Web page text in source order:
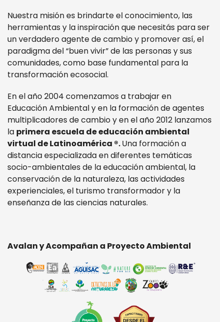
Nuestra misión es brindarte el conocimiento, las
herramientas y la inspiración que necesitás para ser
un verdadero agente de cambio y promover así, el
paradigma del “buen vivir” de las personas y sus
comunidades, como base fundamental para la
transformación ecosocial.
En el año 2004 comenzamos a trabajar en
Educación Ambiental y en la formación de agentes
multiplicadores de cambio y en el año 2012 lanzamos
la primera escuela de educación ambiental
virtual de Latinoamérica ®.Una formación a
distancia especializada en diferentes temáticas
socio-ambientales de la educación ambiental, la
conservación de la naturaleza, las actividades
experienciales, el turismo transformador y la
enseñanza de las ciencias naturales.
Avalan y Acompañan a Proyecto Ambiental